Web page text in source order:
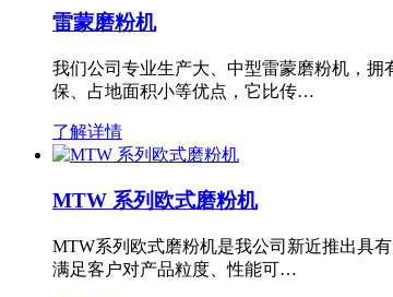
雷蒙磨粉机
我们公司专业生产大、中型雷蒙磨粉机，
保、占地面积小等优点，它比传…
了解详情
MTW 系列欧式磨粉机
MTW系列欧式磨粉机是我公司新近推出具
满足客户对产品粒度、性能可…